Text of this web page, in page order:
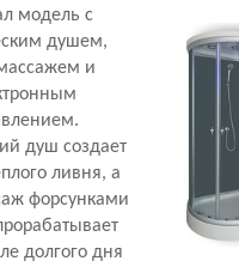
модель с
душем,
и
душ создает
ливня, а
форсунками
долгого дня